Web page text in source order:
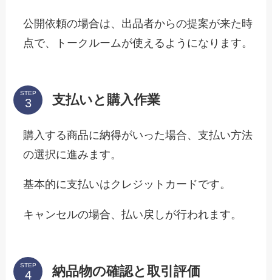
公開依頼の場合は、出品者からの提案が来た時
点で、トークルームが使えるようになります。
STEP 支払いと購入作業
購入する商品に納得がいった場合、支払い方法
の選択に進みます。
基本的に支払いはクレジットカードです。
キャンセルの場合、払い戻しが行われます。
STEP 納品物の確認と取引評価